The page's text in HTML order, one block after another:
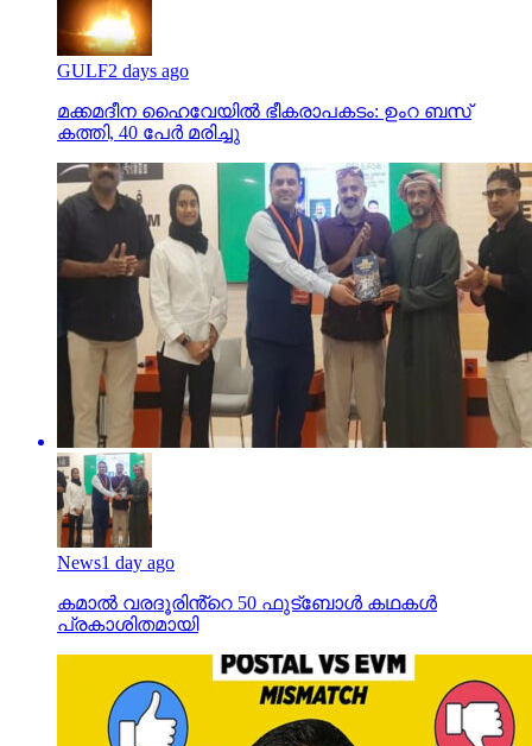
GULF2 days ago
മക്കമദീന ഹൈവേയില്‍ ഭീകരാപകടം: ഉംറ ബസ്
കത്തി, 40 പേര്‍ മരിച്ചു
News1 day ago
കമാൽ വരദൂരിൻ്റെ 50 ഫുട്ബോൾ കഥകൾ
പ്രകാശിതമായി